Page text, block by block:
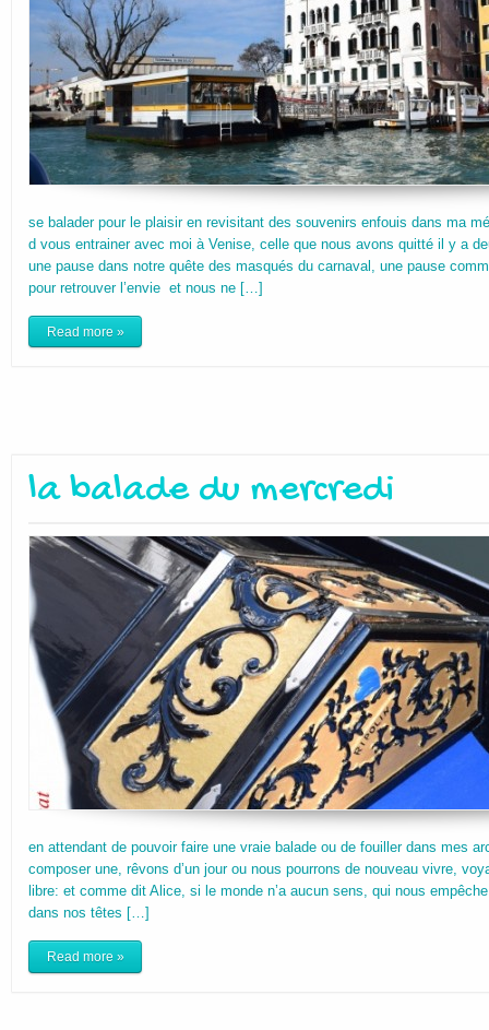
se balader pour le plaisir en revisitant des souvenirs enfouis dans ma
d vous entrainer avec moi à Venise, celle que nous avons quitté il y a
une pause dans notre quête des masqués du carnaval, une pause
pour retrouver l’envie et nous ne […]
Read more »
la balade du mercredi
en attendant de pouvoir faire une vraie balade ou de fouiller dans mes
composer une, rêvons d’un jour ou nous pourrons de nouveau vivre,
libre: et comme dit Alice, si le monde n’a aucun sens, qui nous
dans nos têtes […]
Read more »